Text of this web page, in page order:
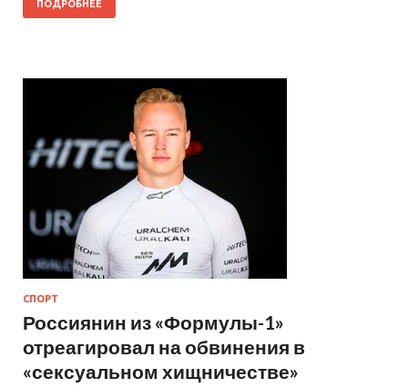
ПОДРОБНЕЕ
СПОРТ
Россиянин из «Формулы-1»
отреагировал на обвинения в
«сексуальном хищничестве»